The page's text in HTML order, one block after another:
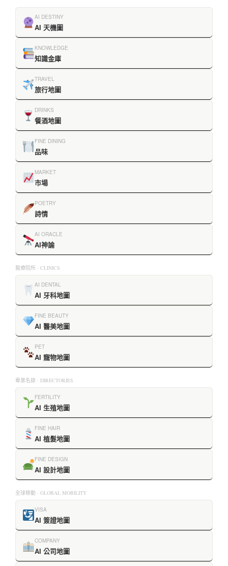
AI DESTINY
AI 天機圖
KNOWLEDGE
知識金庫
TRAVEL
旅行地圖
DRINKS
餐酒地圖
FINE DINING
品味
MARKET
市場
POETRY
詩情
AI ORACLE
AI神諭
醫療院所 · CLINICS
AI DENTAL
AI 牙科地圖
FINE BEAUTY
AI 醫美地圖
PET
AI 寵物地圖
專業名錄 · DIRECTORIES
FERTILITY
AI 生殖地圖
FINE HAIR
AI 植髮地圖
FINE DESIGN
AI 設計地圖
全球移動 · GLOBAL MOBILITY
VISA
AI 簽證地圖
COMPANY
AI 公司地圖